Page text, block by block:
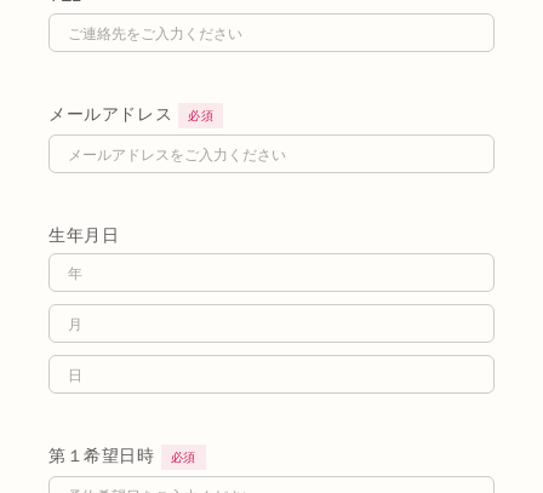
メールアドレス 必須
生年月日
第１希望日時 必須